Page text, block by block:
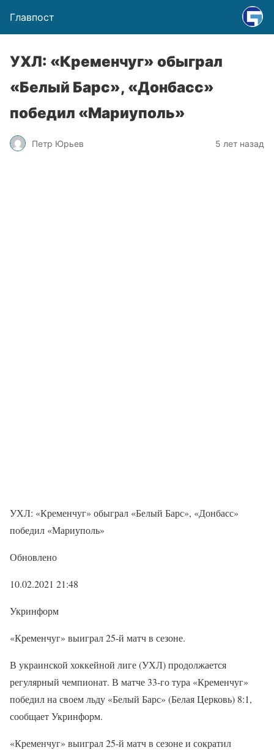
Главпост
УХЛ: «Кременчуг» обыграл
«Белый Барс», «Донбасс»
победил «Мариуполь»
Петр Юрьев 5 лет назад
УХЛ: «Кременчуг» обыграл «Белый Барс», «Донбасс»
победил «Мариуполь»
Обновлено
10.02.2021 21:48
Укринформ
«Кременчуг» выиграл 25-й матч в сезоне.
В украинской хоккейной лиге (УХЛ) продолжается
регулярный чемпионат. В матче 33-го тура «Кременчуг»
победил на своем льду «Белый Барс» (Белая Церковь) 8:1,
сообщает Укринформ.
«Кременчуг» выиграл 25-й матч в сезоне и сократил